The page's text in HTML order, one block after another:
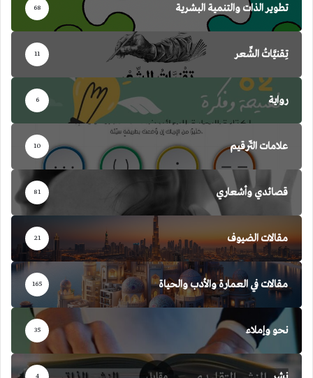
تطوير الذات والتنمية البشرية 68
تِقنيَّاتُ الشِّعر 11
رواية 6
علامات التّرقيم 10
قصائدي وأشعاري 81
مقالات الضيوف 21
مقالات في العمارة والأدب والحياة 165
نحو وإملاء 35